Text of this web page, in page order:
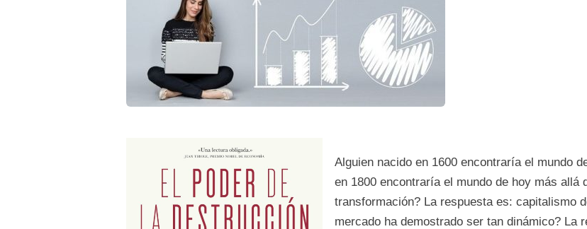
Alguien nacido en 1600 encontraría el mundo
en 1800 encontraría el mundo de hoy más
transformación? La respuesta es: capitalismo
mercado ha demostrado ser tan dinámico? La